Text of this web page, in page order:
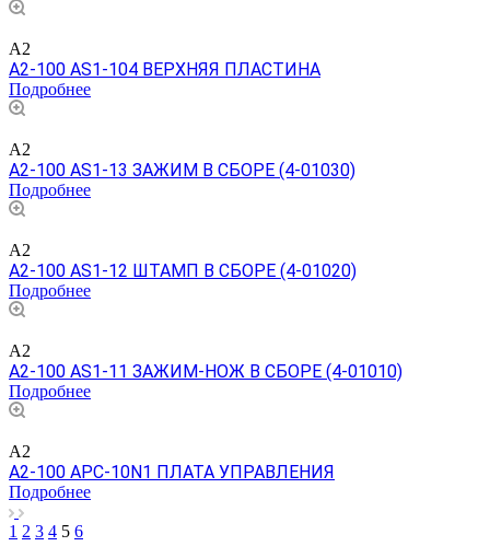
A2
A2-100 AS1-104 ВЕРХНЯЯ ПЛАСТИНА
Подробнее
A2
A2-100 AS1-13 ЗАЖИМ В СБОРЕ (4-01030)
Подробнее
A2
A2-100 AS1-12 ШТАМП В СБОРЕ (4-01020)
Подробнее
A2
A2-100 AS1-11 ЗАЖИМ-НОЖ В СБОРЕ (4-01010)
Подробнее
A2
A2-100 APC-10N1 ПЛАТА УПРАВЛЕНИЯ
Подробнее
1 2 3 4 5 6